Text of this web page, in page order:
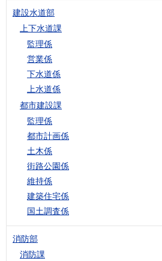
建設水道部
上下水道課
監理係
営業係
下水道係
上水道係
都市建設課
監理係
都市計画係
土木係
街路公園係
維持係
建築住宅係
国土調査係
消防部
消防課